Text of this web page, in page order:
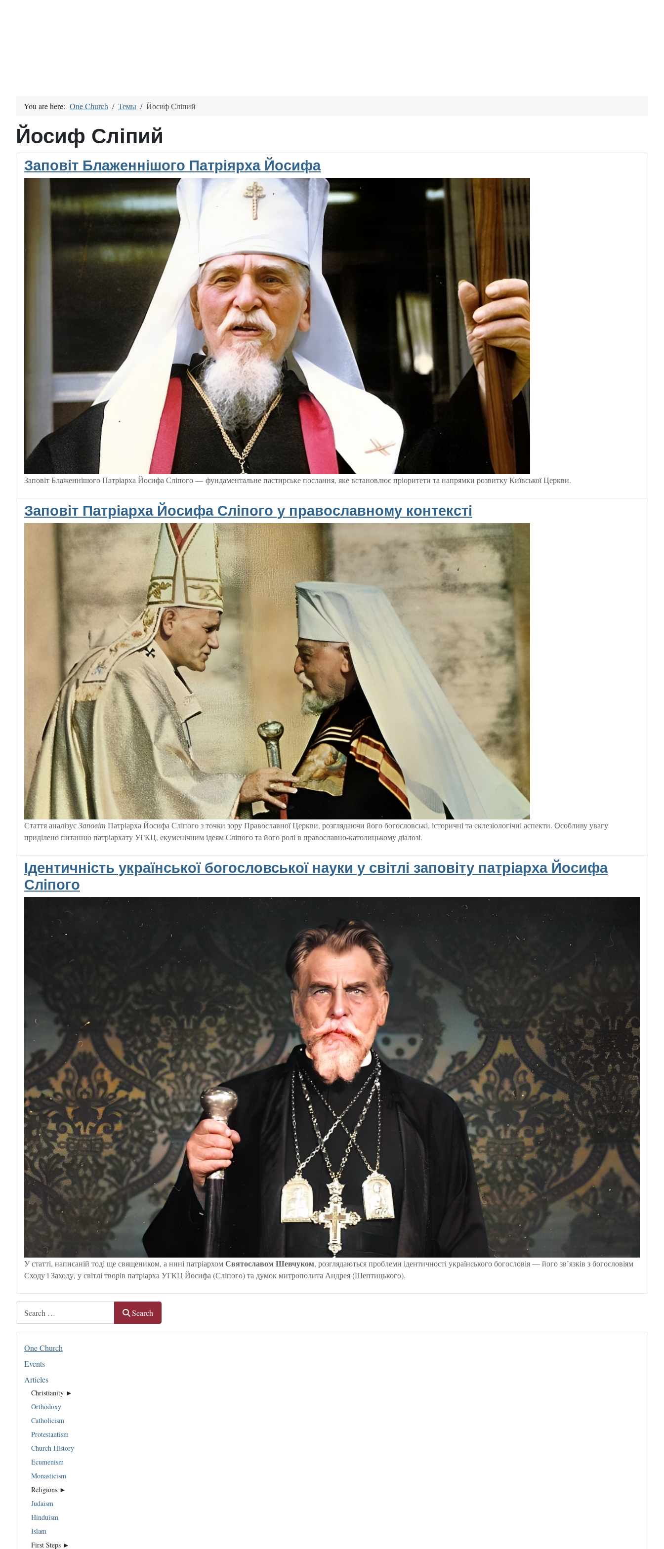
Search
One Church
Events
Articles
Christianity ►
Orthodoxy
Catholicism
Protestantism
Church History
Ecumenism
Monasticism
Religions ►
Judaism
Hinduism
Islam
First Steps ►
You are here: One Church Темы Йосиф Сліпий
Йосиф Сліпий
Заповіт Блаженнішого Патріярха Йосифа
Заповіт Блаженнішого Патріарха Йосифа Сліпого — фундаментальне пастирське послання, яке встановлює пріоритети та напрямки розвитку Київської Церкви.
Заповіт Патріарха Йосифа Сліпого у православному контексті
Стаття аналізуєЗаповіт Патріарха Йосифа Сліпого з точки зору Православної Церкви, розглядаючи його богословські, історичні та еклезіологічні аспекти. Особливу увагу
приділено питанню патріархату УГКЦ, екуменічним ідеям Сліпого та його ролі в православно-католицькому діалозі.
Ідентичність української богословської науки у світлі заповіту патріарха Йосифа
Сліпого
У статті, написаній тоді ще священиком, а нині патріархомСвятославом Шевчуком, розглядаються проблеми ідентичності українського богословія — його зв’язків з богословіям
Сходу і Заходу, у світлі творів патріарха УГКЦ Йосифа (Сліпого) та думок митрополита Андрея (Шептицького).